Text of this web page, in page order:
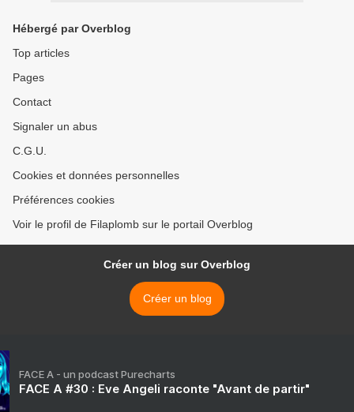
Hébergé par Overblog
Top articles
Pages
Contact
Signaler un abus
C.G.U.
Cookies et données personnelles
Préférences cookies
Voir le profil de Filaplomb sur le portail Overblog
Créer un blog sur Overblog
Créer un blog
FACE A - un podcast Purecharts
FACE A #30 : Eve Angeli raconte "Avant de partir"